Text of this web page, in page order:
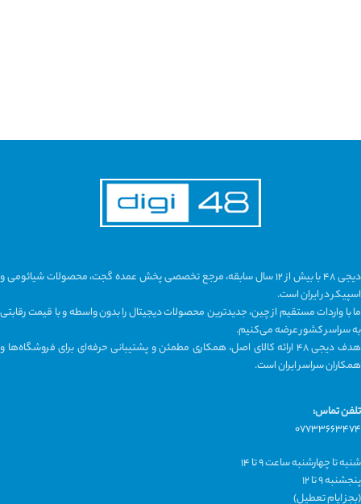
دیجی ۴۸ با بیش از ۱۲ سال سابقه، مرجع تخصصی پخش عمده گجت، محصولات شیائومی و
اسپیکر در ایران است.
ما با واردات مستقیم از چین، جدیدترین محصولات دیجیتال را بدون واسطه و با قیمت رقابتی
به سراسر کشور عرضه می‌کنیم.
هدف دیجی ۴۸ ارائه کالای اصل، همکاری مطمئن و پشتیبانی حرفه‌ای برای فروشگاه‌ها و
همکاران سراسر ایران است.
تلفن تماس:
۰۷۷۳۳۶۶۳۴۷۴
شنبه تا چهارشنبه ساعت ۹ تا ۱۴
پنجشنبه ۹ تا ۱۲
(بجز ایام تعطیل)